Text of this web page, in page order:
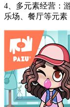
4、多元素经营：
乐场、餐厅等元素